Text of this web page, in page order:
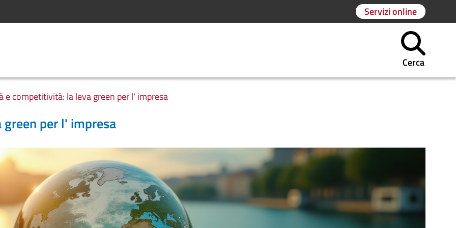
Servizi online
Cerca
e competitività: la leva green per l' impresa
per l' impresa